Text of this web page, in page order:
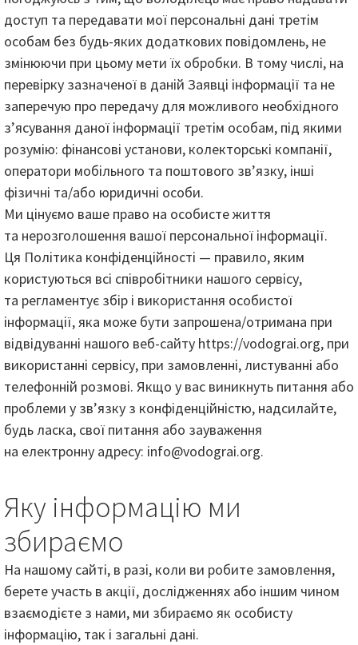
доступ та передавати мої персональні дані третім
особам без будь-яких додаткових повідомлень, не
змінюючи при цьому мети їх обробки. В тому числі, на
перевірку зазначеної в даній Заявці інформації та не
заперечую про передачу для можливого необхідного
з’ясування даної інформації третім особам, під якими
розумію: фінансові установи, колекторські компанії,
оператори мобільного та поштового зв’язку, інші
фізичні та/або юридичні особи.
Ми цінуємо ваше право на особисте життя
та нерозголошення вашої персональної інформації.
Ця Політика конфіденційності — правило, яким
користуються всі співробітники нашого сервісу,
та регламентує збір і використання особистої
інформації, яка може бути запрошена/отримана при
відвідуванні нашого веб-сайту https://vodograi.org, при
використанні сервісу, при замовленні, листуванні або
телефонній розмові. Якщо у вас виникнуть питання або
проблеми у зв’язку з конфіденційністю, надсилайте,
будь ласка, свої питання або зауваження
на електронну адресу: info@vodograi.org.
Яку інформацію ми
збираємо
На нашому сайті, в разі, коли ви робите замовлення,
берете участь в акції, дослідженнях або іншим чином
взаємодієте з нами, ми збираємо як особисту
інформацію, так і загальні дані.